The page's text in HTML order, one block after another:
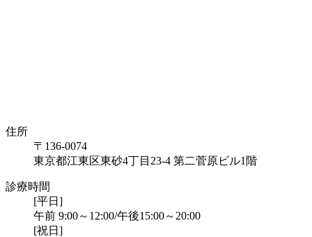
住所
〒136-0074
東京都江東区東砂4丁目23-4 第二菅原ビル1階
診療時間
[平日]
午前 9:00～12:00/午後15:00～20:00
[祝日]